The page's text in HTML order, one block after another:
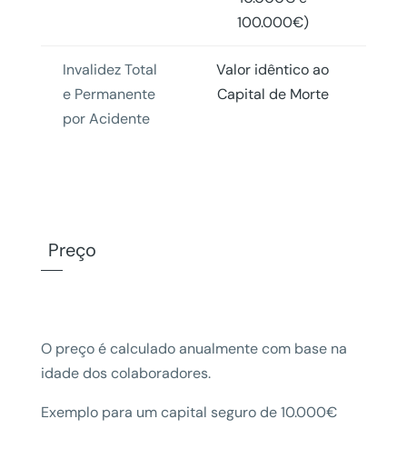
100.000€)
Invalidez Total
e Permanente
por Acidente
Valor idêntico ao
Capital de Morte
Preço
O preço é calculado anualmente com base na
idade dos colaboradores.
Exemplo para um capital seguro de 10.000€